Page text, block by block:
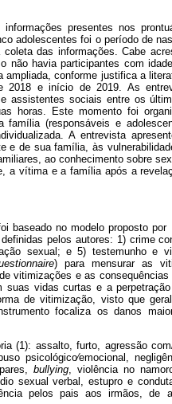
presentes nos
adolescentes foi o período de
das informações. Cabe
não havia participantes com
conforme justifica a
2018 e início de 2019. As
assistentes sociais entre os
horas. Este momento foi
(responsáveis e
A entrevista
e de sua família, às
ao conhecimento sobre
a vítima e a família após a
baseado no modelo proposto por
pelos autores: 1) crime
sexual; e 5) testemunho e
) para mensurar as
vitimizações e as
vidas curtas e a
de vitimização, visto que
focaliza os danos
(1): assalto, furto, agressão
psicológico⁄emocional,
bullying, violência no
sexual verbal, estupro e
pelos pais aos irmãos, de